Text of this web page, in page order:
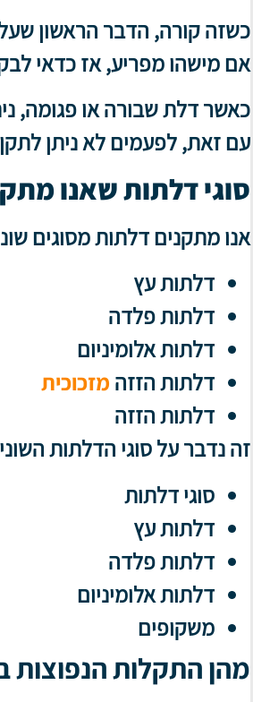
כשזה קורה, הדבר הראשון
אם מישהו מפריע, אז כדאי
כאשר דלת שבורה או פגומה,
עם זאת, לפעמים לא ניתן
סוגי דלתות שאנו
אנו מתקנים דלתות מסוגים
דלתות עץ
דלתות פלדה
דלתות אלומיניום
דלתות הזזה מזכוכית
דלתות הזזה
זה נדבר על סוגי הדלתות
סוגי דלתות
דלתות עץ
דלתות פלדה
דלתות אלומיניום
משקופים
מהן התקלות הנפוצות